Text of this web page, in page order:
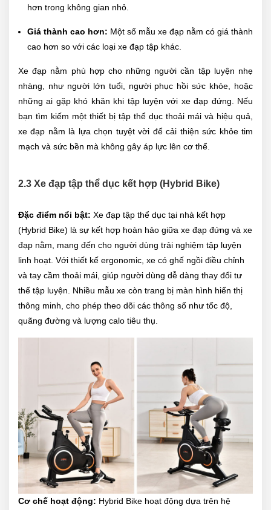
hơn trong không gian nhỏ.
Giá thành cao hơn: Một số mẫu xe đạp nằm có giá thành
cao hơn so với các loại xe đạp tập khác.
Xe đạp nằm phù hợp cho những người cần tập luyện nhẹ
nhàng, như người lớn tuổi, người phục hồi sức khỏe, hoặc
những ai gặp khó khăn khi tập luyện với xe đạp đứng. Nếu
bạn tìm kiếm một thiết bị tập thể dục thoải mái và hiệu quả,
xe đạp nằm là lựa chọn tuyệt vời để cải thiện sức khỏe tim
mạch và sức bền mà không gây áp lực lên cơ thể.
2.3 Xe đạp tập thể dục kết hợp (Hybrid Bike)
Đặc điểm nổi bật: Xe đạp tập thể dục tại nhà kết hợp
(Hybrid Bike) là sự kết hợp hoàn hảo giữa xe đạp đứng và xe
đạp nằm, mang đến cho người dùng trải nghiệm tập luyện
linh hoạt. Với thiết kế ergonomic, xe có ghế ngồi điều chỉnh
và tay cầm thoải mái, giúp người dùng dễ dàng thay đổi tư
thế tập luyện. Nhiều mẫu xe còn trang bị màn hình hiển thị
thông minh, cho phép theo dõi các thông số như tốc độ,
quãng đường và lượng calo tiêu thụ.
Cơ chế hoạt động: Hybrid Bike hoạt động dựa trên hệ